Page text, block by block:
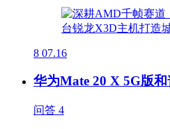
8 07.16
华为Mate 20 X 5G版
问答 4